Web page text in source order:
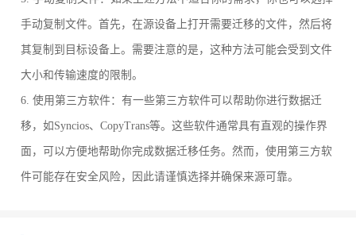
手动复制文件。首先，在源设备上打开需要迁移的文件，然后将
其复制到目标设备上。需要注意的是，这种方法可能会受到文件
大小和传输速度的限制。
6. 使用第三方软件：有一些第三方软件可以帮助你进行数据迁
移，如Syncios、CopyTrans等。这些软件通常具有直观的操作界
面，可以方便地帮助你完成数据迁移任务。然而，使用第三方软
件可能存在安全风险，因此请谨慎选择并确保来源可靠。